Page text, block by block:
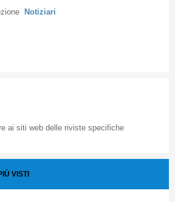
Notiziari
ai siti web delle riviste specifiche
VISTI